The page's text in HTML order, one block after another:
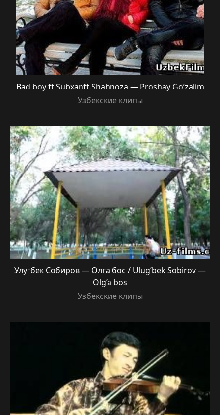
Bad boy ft.Subxanft.Shahnoza — Proshay Go’zalim
Узбекские клипы
Улугбек Собиров — Олга бос / Ulug’bek Sobirov —
Olg’a bos
Узбекские клипы